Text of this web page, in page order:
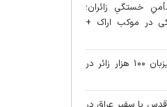
خستگیِ زائران؛
در موکب اراک +
خادم‌یاران نرماشیر میزبان ۱۰۰ هزار زائر در